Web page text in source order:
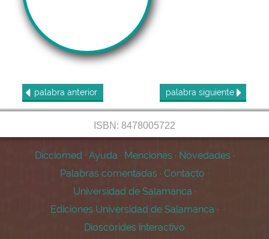
palabra anterior palabra siguiente
ISBN: 8478005722
Dicciomed · Ayuda · Menciones · Novedades ·
Palabras comentadas · Contacto ·
Universidad de Salamanca ·
Ediciones Universidad de Salamanca ·
Dioscórides interactivo